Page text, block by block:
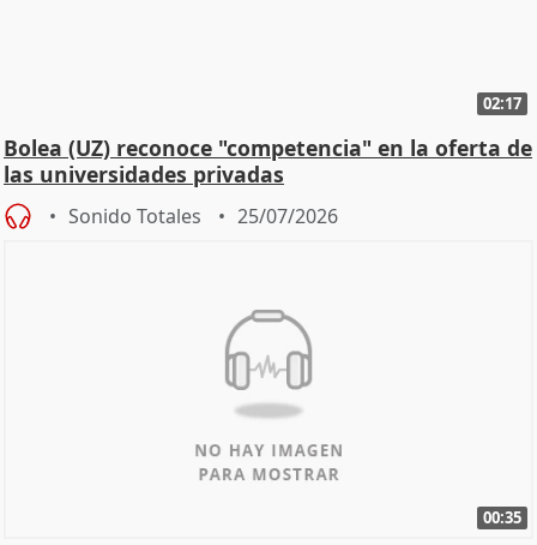
02:17
Bolea (UZ) reconoce "competencia" en la oferta de
las universidades privadas
Sonido Totales 25/07/2026
00:35